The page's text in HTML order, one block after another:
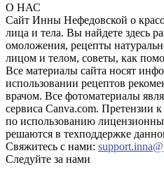
О НАС
Сайт Инны Нефедовской о
лица и тела. Вы найдете здесь
омоложения, рецепты
лицом и телом, советы, как
Все материалы сайта носят
использовании рецептов
врачом. Все фотоматериалы
сервиса Canva.com. Претензии
по использованию
решаются в техподдержке
Свяжитесь с нами:
Следуйте за нами